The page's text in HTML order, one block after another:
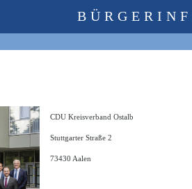
CDU Kreisverband Ostalb
Stuttgarter Straße 2
73430 Aalen